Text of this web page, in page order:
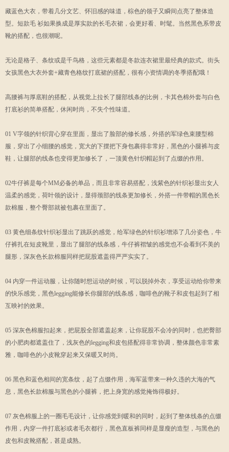
藏蓝色大衣，带着几分文艺、怀旧感的味道，棕色的领子又瞬间点亮了整体造
型。短款毛 衫如果换成是厚实款的长毛衣裙，会更好看、时髦。当然黑色系带皮
靴的搭配，也很潮呢。
无论是格子、条纹或是千鸟格，这些元素都是冬款连衣裙里最经典的款式。街头
女孩黑色大衣外套+藏青色格纹打底裙的搭配，很有小资情调的冬季搭配哦！
高腰裤与厚底鞋的搭配，从视觉上拉长了腿部线条的比例，卡其色棉外套与白色
打底衫的简单搭配，休闲时尚，不失个性味道。
01 V字领的针织背心穿在里面，显出了脸部的修长感，外搭的军绿色束腰型棉
服，穿出了小细腰的感觉，宽大的下摆把下身包裹得非常好，黑色的小腿裤与皮
鞋，让腿部的线条也变得更加修长了，一顶黄色针织帽起到了点缀的作用。
02牛仔裤是每个MM必备的单品，而且非常容易搭配，浅紫色的针织衫显出女人
温柔的感觉，荷叶领的设计，显得颈部的线条更加修长，外搭一件带帽的黑色长
款棉服，整个臀部就被包裹在里面了。
03 黄色细条纹针织衫显出了跳跃的感觉，给军绿色的针织衫增添了几分姿色，牛
仔裤扎在短皮靴里，显出了腿部的线条感，牛仔裤褶皱的感觉也不会看到不美的
腿形，深灰色长款棉服同样把屁股遮盖得严严实实了。
04 内穿一件运动服，让你随时想运动的时候，可以脱掉外衣，享受运动给你带来
的快乐感觉，黑色legging能修长你腿部的线条感，咖啡色的靴子和皮包起到了相
互映衬的效果。
05 深灰色棉服扣起来，把屁股全部遮盖起来，让你屁股不会冷的同时，也把臀部
的小肥肉都遮盖住了，浅灰色的legging和皮包搭配得非常协调，整体颜色非常素
雅，咖啡色的小皮靴穿起来又保暖又时尚。
06 黑色和蓝色相间的宽条纹，起了点缀作用，海军蓝带来一种久违的大海的气
息，黑色长款棉服与黑色的小腿裤，把上身宽的感觉掩饰得极好。
07 灰色棉服上的一圈毛毛设计，让你感觉到暖和的同时，起到了整体线条的点缀
作用，内穿一件打底衫或者毛衣都行，黑色直板裤同样是显瘦的造型，与黑色的
皮包和皮靴搭配，甚是成熟。